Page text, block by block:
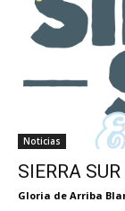
Noticias
SIERRA
Gloria de Arriba